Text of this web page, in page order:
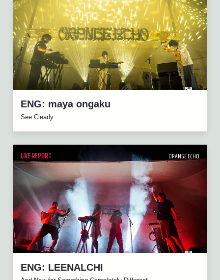
ENG: maya ongaku
See Clearly
LIVE REPORT ORANGE ECHO
ENG: LEENALCHI